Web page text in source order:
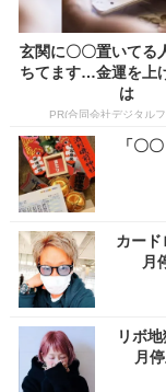
玄関に〇〇置いてる
ちてます…金運を上
は
PR(合同会社デジタル
「〇
カー
月
リボ
月